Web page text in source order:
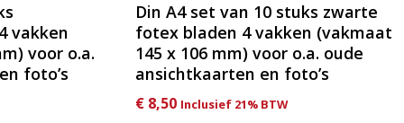
vakken
voor o.a.
foto’s
Din A4 set van 10 stuks zwarte
fotex bladen 4 vakken (vakmaat
145 x 106 mm) voor o.a. oude
ansichtkaarten en foto’s
€8,50 Inclusief 21% BTW